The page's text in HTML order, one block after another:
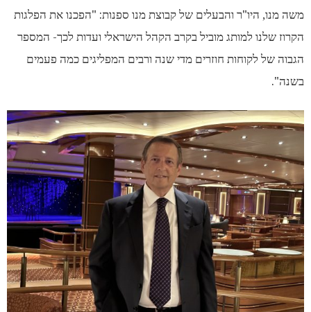
משה מנו, היו"ר והבעלים של קבוצת מנו ספנות: "הפכנו את הפלגות
הקרוז שלנו למותג מוביל בקרב הקהל הישראלי ועדות לכך- המספר
הגבוה של לקוחות חוזרים מדי שנה ורבים המפליגים כמה פעמים
בשנה".